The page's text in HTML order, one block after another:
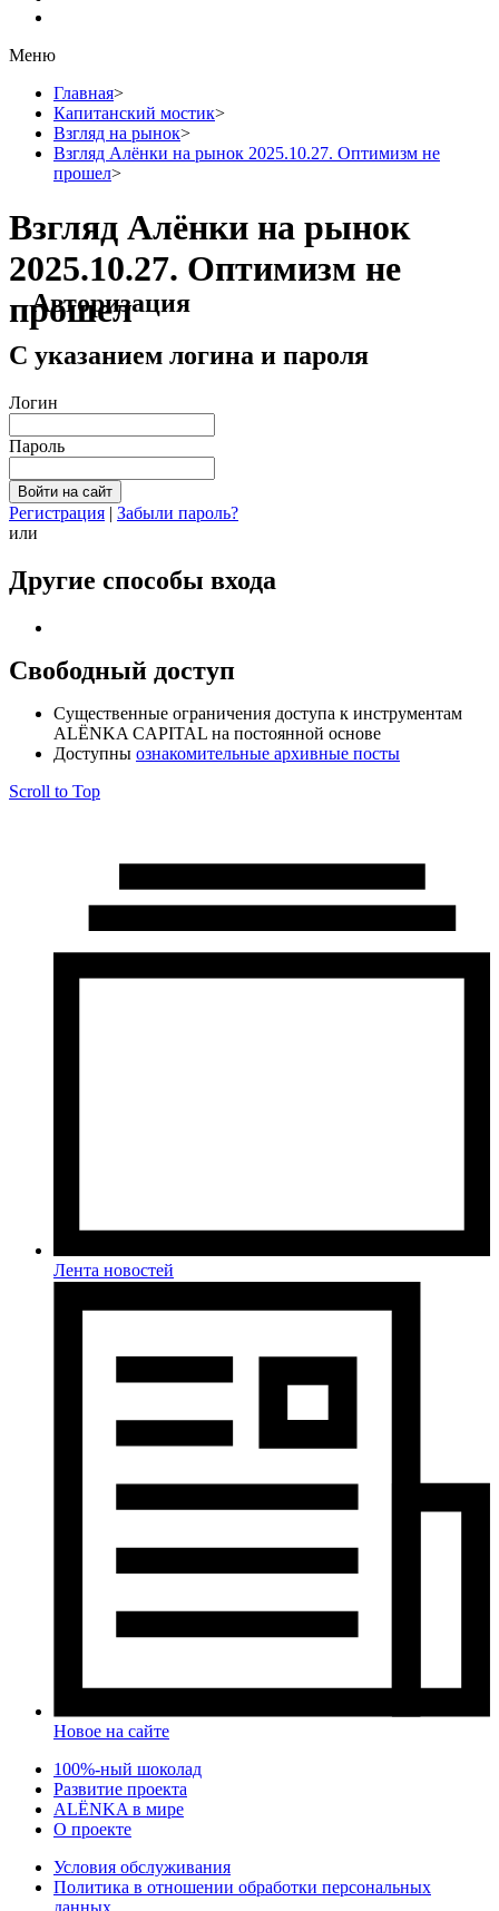
Меню
Главная>
Капитанский мостик>
Взгляд на рынок>
Взгляд Алёнки на рынок 2025.10.27. Оптимизм не
прошел>
Взгляд Алёнки на рынок
2025.10.27. Оптимизм не
прошел
Авторизация
С указанием логина и пароля
Логин
Пароль
Регистрация | Забыли пароль?
или
Другие способы входа
Свободный доступ
Cущественные ограничения доступа к инструментам
ALЁNKA CAPITAL на постоянной основе
Доступны ознакомительные архивные посты
Scroll to Top
Лента новостей
Новое на сайте
100%-ный шоколад
Развитие проекта
ALЁNKA в мире
О проекте
Условия обслуживания
Политика в отношении обработки персональных
данных